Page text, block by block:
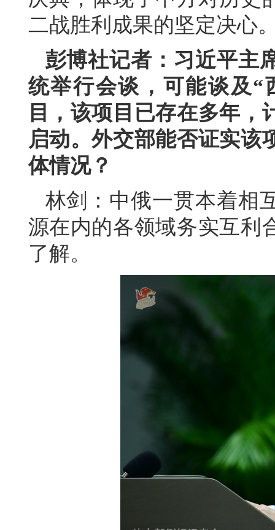
二战胜利成果的坚定决心
彭博社记者：习近平主
统举行会谈，可能谈及“
目，该项目已存在多年，
启动。外交部能否证实该
体情况？
林剑：中俄一贯本着相
源在内的各领域务实互利
了解。